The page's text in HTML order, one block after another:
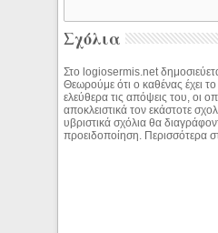
Σχόλια
Στο logiosermis.net
Θεωρούμε ότι ο καθένας έχει
ελεύθερα τις απόψεις του, οι
αποκλειστικά τον εκάστοτε
υβριστικά σχόλια θα
προειδοποίηση. Περισσότερα